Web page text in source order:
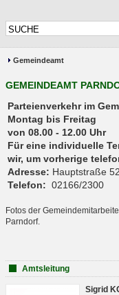
Gemeindeamt
GEMEINDEAMT
Parteienverkehr
Montag bis Freitag
von 08.00 - 12.00 Uhr
Für eine individuelle
wir, um vorherige
Adresse: Hauptstraße
Telefon: 02166/2300
Fotos der
Parndorf.
Amtsleitung
Sigrid